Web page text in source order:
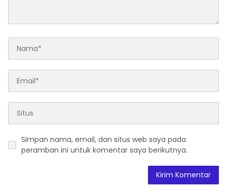
Simpan nama, email, dan situs web saya pada
peramban ini untuk komentar saya berikutnya.